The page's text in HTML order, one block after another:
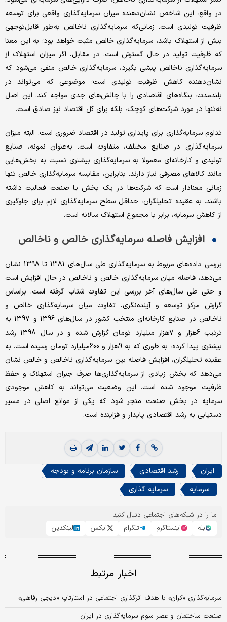
در واقع، این شاخص نشان‌‌‌دهنده میزان سرمایه‌گذاری واقعی برای توسعه
ظرفیت تولیدی است. زمانی‌‌‌که سرمایه‌گذاری ناخالص به‌‌‌طور قابل‌‌‌توجهی
بیش از استهلاک باشد، سرمایه‌گذاری خالص مثبت خواهد بود؛ به این معنا
که ظرفیت تولید در حال گسترش است. در مقابل، اگر میزان استهلاک از
سرمایه‌گذاری ناخالص پیشی بگیرد، سرمایه‌گذاری خالص منفی می‌شود که
نشان‌‌‌دهنده کاهش ظرفیت تولیدی است؛ موضوعی که می‌‌‌تواند در
بلندمدت، بنگاه‌‌‌های اقتصادی را با چالش‌‌‌های جدی مواجه کند. این اصل
نه‌تنها در مورد شرکت‌های کوچک، بلکه برای کل اقتصاد نیز صادق است.
تداوم سرمایه‌گذاری برای پایداری تولید در اقتصاد ضروری است. البته میزان
سرمایه‌گذاری در صنایع مختلف، متفاوت است. به‌‌‌عنوان نمونه، صنایع
تولیدی و کارخانه‌ای معمولا به سرمایه‌گذاری بیشتری نسبت به بخش‌‌‌هایی
مانند کالاهای مصرفی نیاز دارند. بنابراین، مقایسه سرمایه‌گذاری خالص تنها
زمانی معنا‌‌‌دار است که شرکت‌ها در یک بخش یا صنعت فعالیت داشته
باشند. به عقیده تحلیلگران، حداقل سطح سرمایه‌گذاری لازم برای جلوگیری
از کاهش سرمایه، برابر با مجموع استهلاک سالانه است.
افزایش فاصله سرمایه‌گذاری خالص و ناخالص
بررسی داده‌‌‌های مربوط به سرمایه‌گذاری طی سال‌های 1381 تا 1398 نشان
می‌دهد، فاصله میان سرمایه‌گذاری خالص و ناخالص در حال افزایش است
و حتی طی سال‌های آخر بررسی این تفاوت شتاب گرفته است. براساس
گزارش مرکز توسعه و آینده‌نگری، تفاوت میان سرمایه‌گذاری خالص و
ناخالص در صنایع کارخانه‌‌‌ای منتخب کشور در سال‌های 1396 و 1397 به
ترتیب 6هزار و 7‌هزار میلیارد تومان گزارش شده و در سال 1398 رشد
بیشتری پیدا کرده، به طوری که به 9‌هزار و 600میلیارد تومان رسیده است. به
عقیده تحلیلگران، افزایش فاصله بین سرمایه‌گذاری ناخالص و خالص نشان
می‌دهد که بخش زیادی از سرمایه‌گذاری‌‌‌ها صرف جبران استهلاک و حفظ
ظرفیت موجود شده است. این وضعیت می‌‌‌تواند به کاهش موجودی
سرمایه در بخش صنعت منجر شود که یکی از موانع اصلی در مسیر
دستیابی به رشد اقتصادی پایدار و فزاینده است.
ایران رشد اقتصادی
سازمان برنامه و بودجه
سرمایه
سرمایه گذاری
ما را در شبکه‌های اجتماعی دنبال کنید
بله
اینستاگرم تلگرام ایکس لینکدین
اخبار مرتبط
سرمایه‌گذاری «کران» با هدف اثرگذاری اجتماعی در استارتاپ «دیجی رفاهی»
صنعت ساختمان و عصر سوم سرمایه‌گذاری در ایران